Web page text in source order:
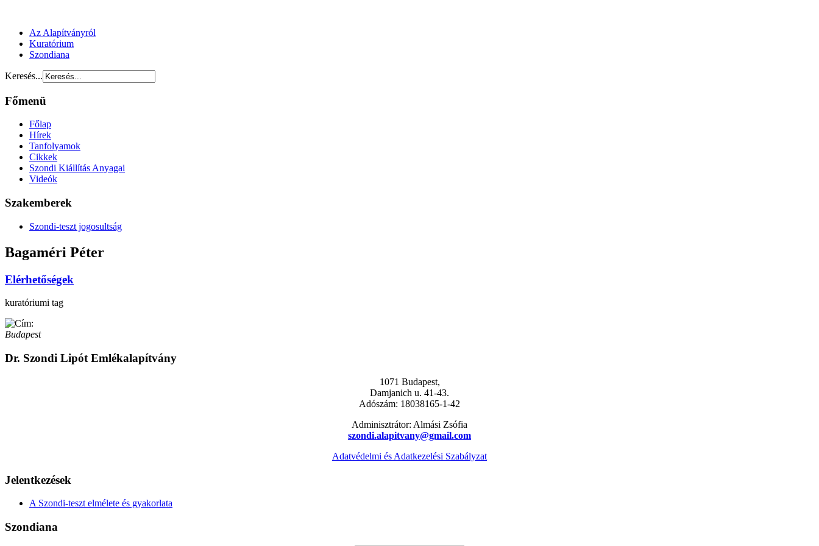
Az Alapítványról
Kuratórium
Szondiana
Keresés...
Főmenü
Főlap
Hírek
Tanfolyamok
Cikkek
Szondi Kiállítás Anyagai
Videók
Szakemberek
Szondi-teszt jogosultság
Bagaméri Péter
Elérhetőségek
kuratóriumi tag
Budapest
Dr. Szondi Lipót Emlékalapítvány
1071 Budapest,
Damjanich u. 41-43.
Adószám: 18038165-1-42
Adminisztrátor: Almási Zsófia
szondi.alapitvany@gmail.com
Adatvédelmi és Adatkezelési Szabályzat
Jelentkezések
A Szondi-teszt elmélete és gyakorlata
Szondiana